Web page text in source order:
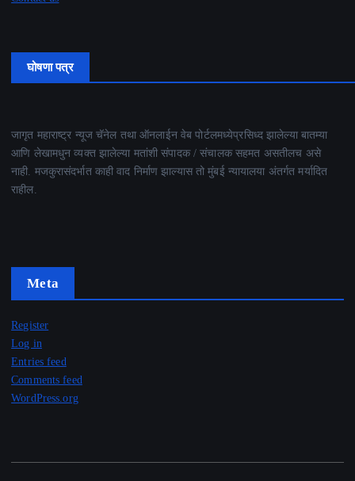
घोषणा पत्र
जागृत महाराष्ट्र न्यूज चॅनेल तथा ऑनलाईन वेब पोर्टलमध्येप्रसिध्द झालेल्या बातम्या
आणि लेखामधुन व्यक्त झालेल्या मतांशी संपादक / संचालक सहमत असतीलच असे
नाही. मजकुरासंदर्भात काही वाद निर्माण झाल्यास तो मुंबई न्यायालया अंतर्गत मर्यादित
राहील.
Meta
Register
Log in
Entries feed
Comments feed
WordPress.org